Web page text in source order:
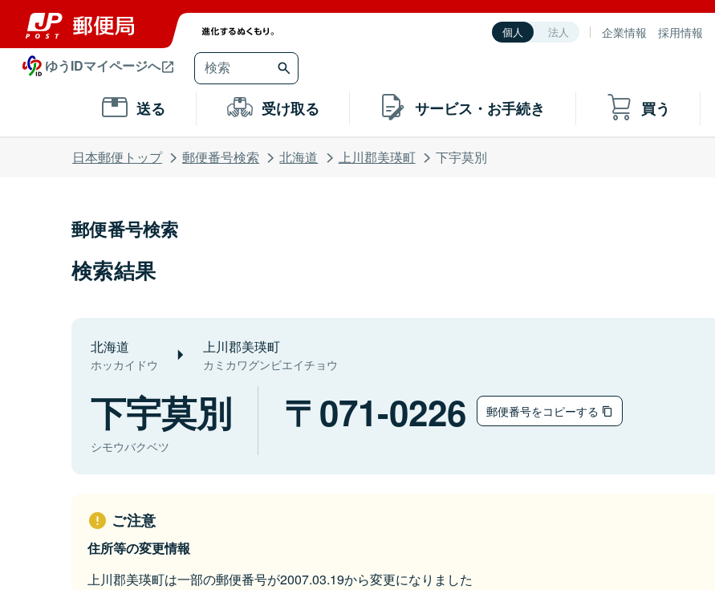
個人 法人 企業情報 採用情報
ゆうIDマイページへ
送る 受け取る サービス・お手続き 買う
日本郵便トップ 郵便番号検索 北海道 上川郡美瑛町 下宇莫別
郵便番号検索
検索結果
北海道
ホッカイドウ
上川郡美瑛町
カミカワグンビエイチョウ
下宇莫別
シモウバクベツ
071-0226 郵便番号をコピーする
ご注意
住所等の変更情報
上川郡美瑛町は一部の郵便番号が2007.03.19から変更になりました